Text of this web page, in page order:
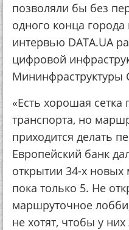
позволяли бы без
одного конца
интервью DATA.UA
цифровой
Мининфраструктуры
«Есть хорошая сетка
транспорта, но
приходится делать
Европейский банк
открытии 34-х
пока только 5. Не
маршруточное
не хотят, чтобы у